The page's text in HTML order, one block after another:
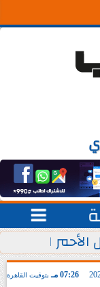

الأحمر
07:26 مـ بتوقيت القاهرة